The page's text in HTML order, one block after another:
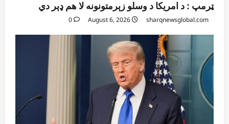
ټرمپ : د امریکا د وسلو زېرمتونونه لا هم ډېر دي
sharqnewsglobal.com
0